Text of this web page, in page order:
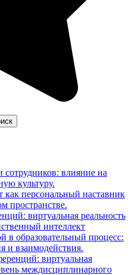
влияние на
культуру.
как персональный наставник
пространстве.
виртуальная реальность
интеллект
в образовательный процесс:
и взаимодействия.
виртуальная
междисциплинарного